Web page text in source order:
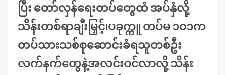
ပြီး တော်လှန်ရေးတပ်တွေထံ အပ်နှံလို့
သိန်းတစ်ရာချီးမြှင့်၊ပခုက္ကူ တပ်မ ၁၀၁က
တပ်သားသစ်စုဆောင်းခံရသူတစ်ဦး
လက်နက်တွေနဲ့အလင်းဝင်လာလို့ သိန်း